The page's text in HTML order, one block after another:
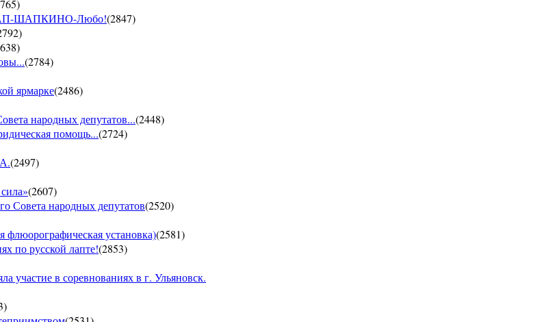
)
ШАПКИНО-Любо!(2847)
)
)
(2784)
ярмарке(2486)
народных депутатов...(2448)
помощь...(2724)
(2497)
(2607)
Совета народных депутатов(2520)
установка)(2581)
по русской лапте!(2853)
участие в соревнованиях в г. Ульяновск.
)